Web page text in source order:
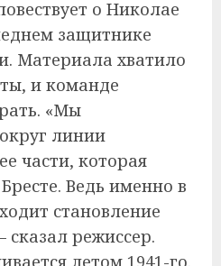
о Николае
защитнике
Материала хватило
и команде
«Мы
линии
части, которая
Ведь именно в
становление
сказал режиссер.